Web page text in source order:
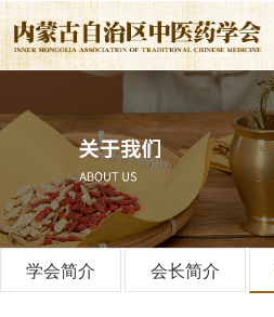
学会简介 会长简介